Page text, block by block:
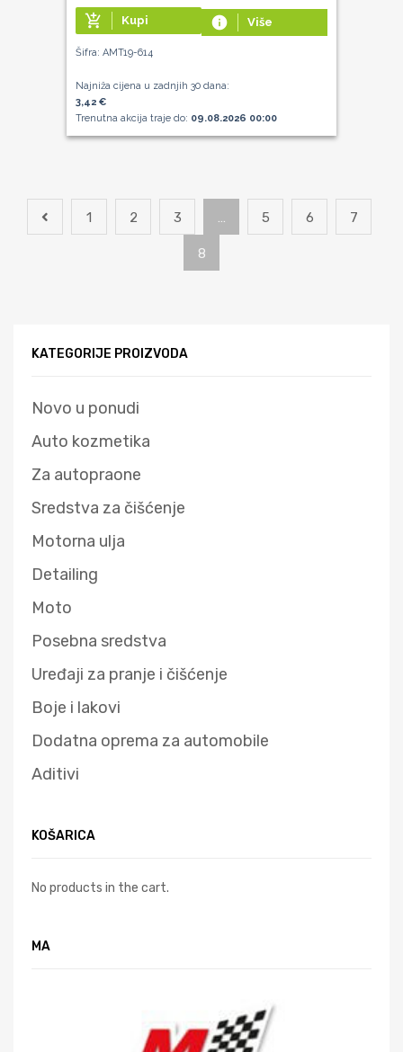
add_shopping_cart Kupi info Više
Šifra: AMT19-614
Najniža cijena u zadnjih 30 dana:
3,42 €
Trenutna akcija traje do: 09.08.2026 00:00
1 2 3 … 5 6 7
8
KATEGORIJE PROIZVODA
Novo u ponudi
Auto kozmetika
Za autopraone
Sredstva za čišćenje
Motorna ulja
Detailing
Moto
Posebna sredstva
Uređaji za pranje i čišćenje
Boje i lakovi
Dodatna oprema za automobile
Aditivi
KOŠARICA
No products in the cart.
MA